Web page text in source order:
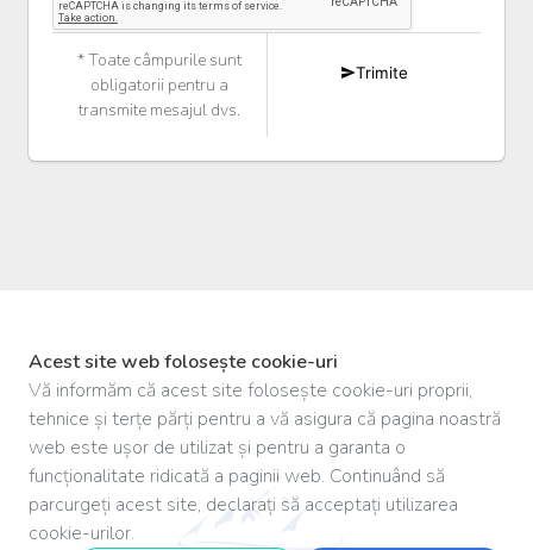
* Toate câmpurile sunt
obligatorii pentru a
transmite mesajul dvs.
Trimite
Acest site web folosește cookie-uri
Vă informăm că acest site folosește cookie-uri proprii,
tehnice și terțe părți pentru a vă asigura că pagina noastră
web este ușor de utilizat și pentru a garanta o
funcționalitate ridicată a paginii web. Continuând să
parcurgeți acest site, declarați să acceptați utilizarea
cookie-urilor.